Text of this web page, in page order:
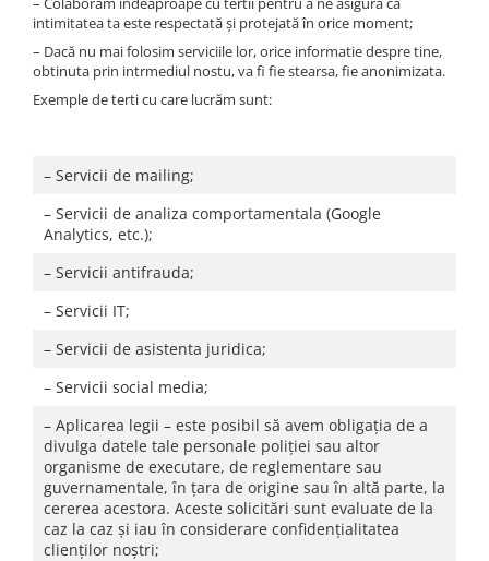
intimitatea ta este respectată și protejată în orice moment;
– Dacă nu mai folosim serviciile lor, orice informatie despre tine,
obtinuta prin intrmediul nostu, va fi fie stearsa, fie anonimizata.
Exemple de terti cu care lucrăm sunt:
– Servicii de mailing;
– Servicii de analiza comportamentala (Google
Analytics, etc.);
– Servicii antifrauda;
– Servicii IT;
– Servicii de asistenta juridica;
– Servicii social media;
– Aplicarea legii – este posibil să avem obligația de a
divulga datele tale personale poliției sau altor
organisme de executare, de reglementare sau
guvernamentale, în țara de origine sau în altă parte, la
cererea acestora. Aceste solicitări sunt evaluate de la
caz la caz și iau în considerare confidențialitatea
clienților noștri;